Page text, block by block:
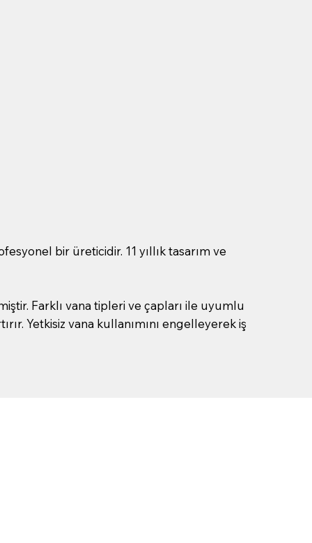
bir üreticidir. 11 yıllık tasarım ve
Farklı vana tipleri ve çapları ile uyumlu
Yetkisiz vana kullanımını engelleyerek iş